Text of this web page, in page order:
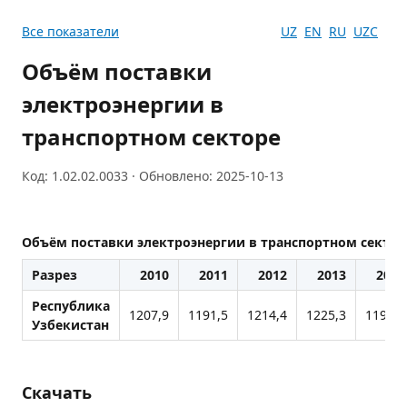
Все показатели UZ EN RU UZC
Объём поставки
электроэнергии в
транспортном секторе
Код: 1.02.02.0033 · Обновлено: 2025-10-13
Объём поставки электроэнергии в транспортном
Разрез
2010 2011 2012 2013
2014
Республика
Узбекистан
1207,9 1191,5 1214,4 1225,3 1194,3
Скачать